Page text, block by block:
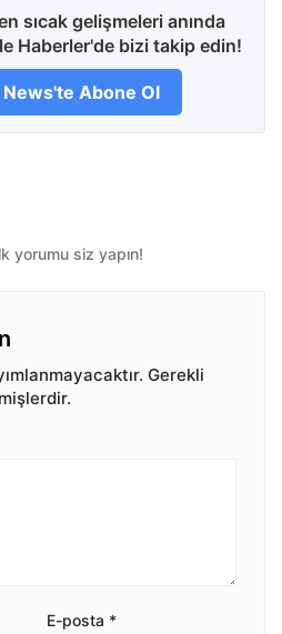
sıcak gelişmeleri anında
Haberler'de bizi takip edin!
Abone Ol
yorumu siz yapın!
Gerekli
E-posta *